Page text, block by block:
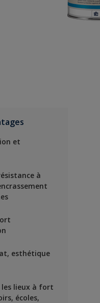
et
à
esthétique
les lieux à fort
écoles,